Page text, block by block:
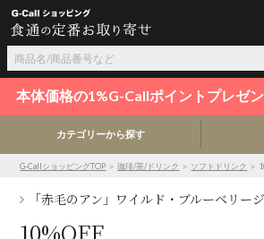
本体価格の1%G-Callポイントプレゼン
カテゴリーから探す
G-CallショッピングTOP ＞珈琲/茶/ドリンク ＞ ソフトドリンク ＞
「赤毛のアン」ワイルド・ブルーベリー
10%OFF